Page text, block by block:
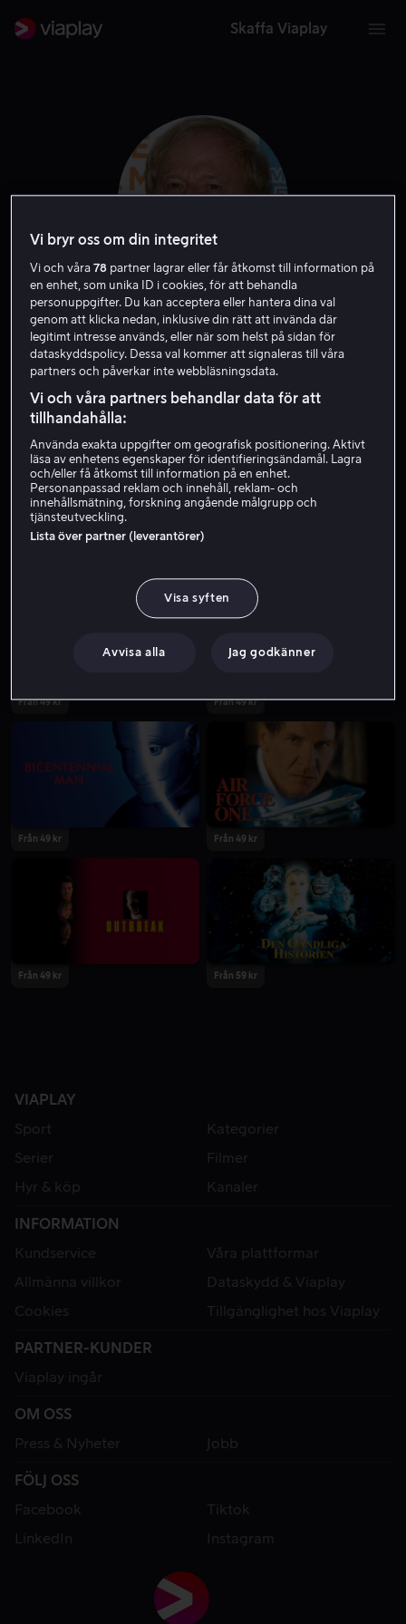
Skaffa Viaplay
Wolfgang Petersen
Producent Regissör Exekutiv producent
Från 49 kr Från 49 kr
Från 49 kr Från 49 kr
Från 49 kr Från 59 kr
VIAPLAY
Sport
Kategorier
Serier
Filmer
Hyr & köp
Kanaler
INFORMATION
Kundservice
Våra plattformar
Allmänna villkor
Dataskydd & Viaplay
Cookies
Tillgänglighet hos Viaplay
PARTNER-KUNDER
Viaplay ingår
OM OSS
Press & Nyheter
Jobb
FÖLJ OSS
Facebook
Tiktok
LinkedIn
Instagram
Vi bryr oss om din integritet
Vi och våra78 partner lagrar eller får åtkomst till information på
en enhet, som unika ID i cookies, för att behandla
personuppgifter. Du kan acceptera eller hantera dina val
genom att klicka nedan, inklusive din rätt att invända där
legitimt intresse används, eller när som helst på sidan för
dataskyddspolicy. Dessa val kommer att signaleras till våra
partners och påverkar inte webbläsningsdata.
Vi och våra partners behandlar data för att
tillhandahålla:
Använda exakta uppgifter om geografisk positionering. Aktivt
läsa av enhetens egenskaper för identifieringsändamål. Lagra
och/eller få åtkomst till information på en enhet.
Personanpassad reklam och innehåll, reklam- och
innehållsmätning, forskning angående målgrupp och
tjänsteutveckling.
Lista över partner (leverantörer)
Visa syften
Avvisa alla Jag godkänner